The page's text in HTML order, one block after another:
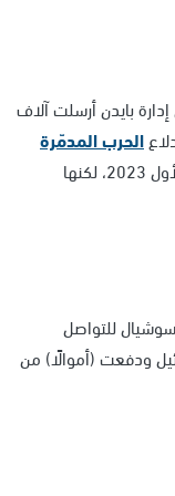
بايدن أرسلت آلاف
الحرب المدمّرة
في السابع من أكتوبر/تشرين الأول 2023، لكنها
للتواصل
ودفعت (أموالًا) من